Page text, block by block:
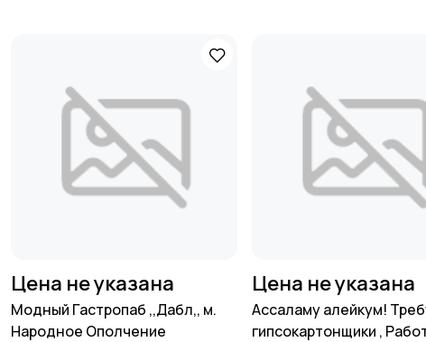
Цена не указана
Модный Гастропаб ,,Дабл,, м.
Народное Ополчение
Цена не указана
Ассаламу алейкум!
гипсокартонщики ,